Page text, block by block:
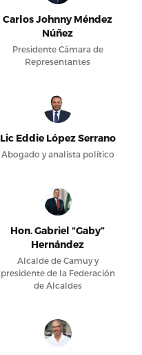
Carlos Johnny Méndez
Núñez
Presidente Cámara de
Representantes
Lic Eddie López Serrano
Abogado y analista político
Hon. Gabriel “Gaby”
Hernández
Alcalde de Camuy y
presidente de la Federación
de Alcaldes